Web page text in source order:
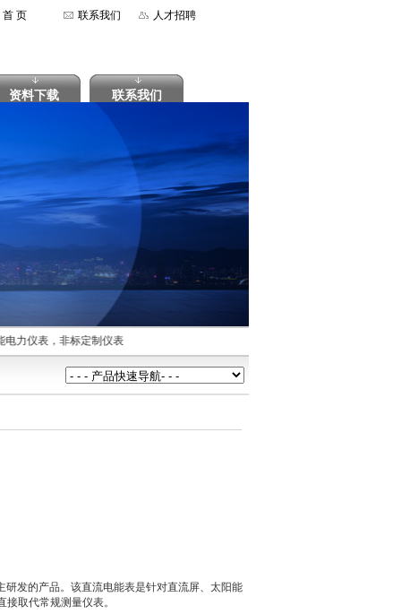
首 页 联系我们 人才招聘
资料下载 联系我们
电力仪表，非标定制仪表
发的产品。该直流电能表是针对直流屏、太阳能
取代常规测量仪表。